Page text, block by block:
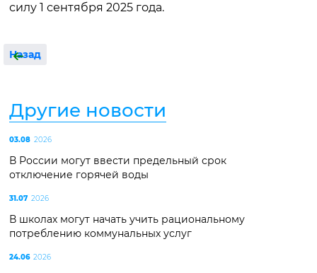
силу 1 сентября 2025 года.
Назад
Другие новости
03.08 2026
В России могут ввести предельный срок
отключение горячей воды
31.07 2026
В школах могут начать учить рациональному
потреблению коммунальных услуг
24.06 2026